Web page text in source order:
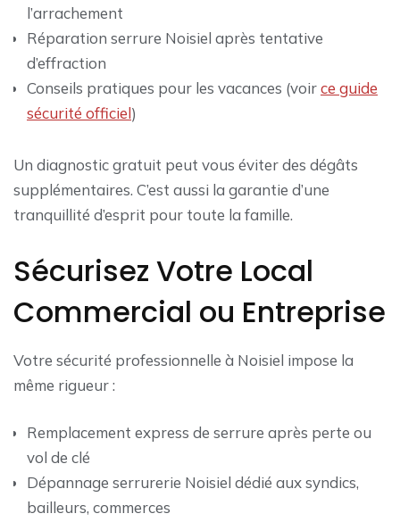
l’arrachement
Réparation serrure Noisiel après tentative
d’effraction
Conseils pratiques pour les vacances (voirce guide
sécurité officiel)
Un diagnostic gratuit peut vous éviter des dégâts
supplémentaires. C’est aussi la garantie d’une
tranquillité d’esprit pour toute la famille.
Sécurisez Votre Local
Commercial ou Entreprise
Votre sécurité professionnelle à Noisiel impose la
même rigueur :
Remplacement express de serrure après perte ou
vol de clé
Dépannage serrurerie Noisiel dédié aux syndics,
bailleurs, commerces